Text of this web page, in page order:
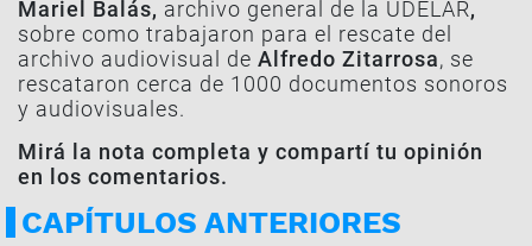
Mariel Balás, archivo general de la UDELAR,
sobre como trabajaron para el rescate del
archivo audiovisual de Alfredo Zitarrosa, se
rescataron cerca de 1000 documentos sonoros
y audiovisuales.
Mirá la nota completa y compartí tu opinión
en los comentarios.
CAPÍTULOS ANTERIORES